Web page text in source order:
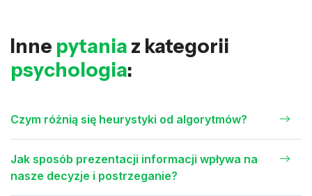
Inne pytania z kategorii
psychologia:
Czym różnią się heurystyki od algorytmów?
Jak sposób prezentacji informacji wpływa na
nasze decyzje i postrzeganie?